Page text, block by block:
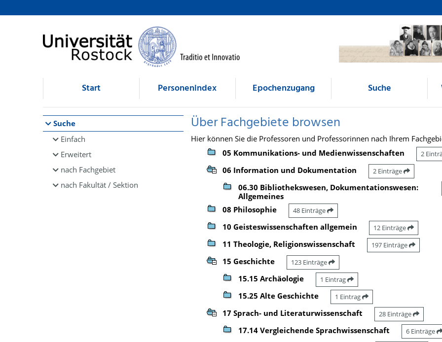
Browsen
direkt zum Inhalt
Start Personenindex Epochenzugang Suche
Suche
Einfach
Erweitert
nach Fachgebiet
nach Fakultät / Sektion
Über Fachgebiete browsen
Hier können Sie die Professoren und Professorinnen nach Ihrem
05 Kommunikations- und Medienwissenschaften
2
06 Information und Dokumentation 2 Einträge
06.30 Bibliothekswesen, Dokumentationswesen:
Allgemeines
08 Philosophie 48 Einträge
10 Geisteswissenschaften allgemein 12 Einträge
11 Theologie, Religionswissenschaft 197 Einträge
15 Geschichte 123 Einträge
15.15 Archäologie 1 Eintrag
15.25 Alte Geschichte 1 Eintrag
17 Sprach- und Literaturwissenschaft 28 Einträge
17.14 Vergleichende Sprachwissenschaft 6 Einträge